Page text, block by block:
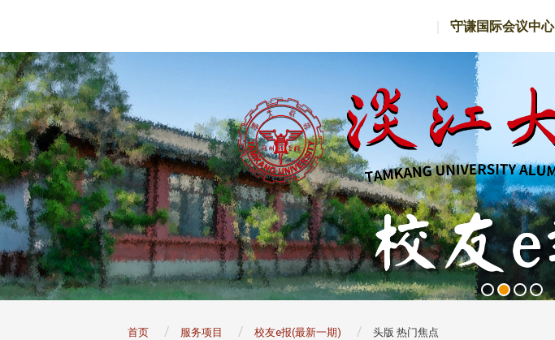
守谦国际会议中心
首页 服务项目 校友e报(最新一期) 头版 热门焦点